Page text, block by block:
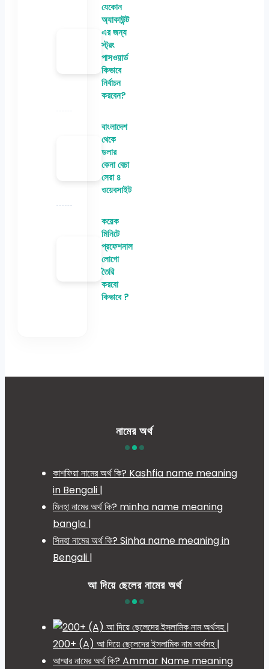
যেকোন
অ্যাকাউন্ট
এর জন্য
স্ট্রং
পাসওয়ার্ড
কিভাবে
নির্বাচন
করবেন?
বাংলাদেশ
থেকে
ডলার
কেনা বেচা
সেরা ৪
ওয়েবসাইট
কয়েক
মিনিটে
প্রফেশনাল
লোগো
তৈরি
করবো
কিভাবে ?
নামের অর্থ
কাশফিয়া নামের অর্থ কি? Kashfia name meaning
in Bengali |
মিনহা নামের অর্থ কি? minha name meaning
bangla |
সিনহা নামের অর্থ কি? Sinha name meaning in
Bengali |
আ দিয়ে ছেলের নামের অর্থ
200+ (A) আ দিয়ে ছেলেদের ইসলামিক নাম অর্থসহ |
আম্মার নামের অর্থ কি? Ammar Name meaning